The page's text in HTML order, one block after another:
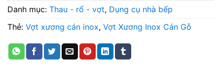
Danh mục: Thau - rổ - vợt, Dụng cụ nhà bếp
Thẻ: Vợt xương cán inox, Vợt Xương Inox Cán Gỗ